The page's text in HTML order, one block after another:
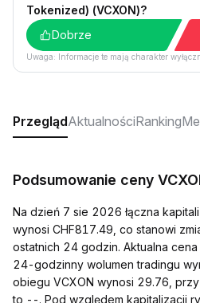
Tokenized) (VCXON)?
Dobrze
Uwaga: Informacje te mają charakter
PrzeglądAktualnościRanking
Podsumowanie ceny
Na dzień 7 sie 2026 łączna
wynosi CHF817.49, co stanowi
ostatnich 24 godzin. Aktualna
24-godzinny wolumen tradingu
obiegu VCXON wynosi 29.76,
to --. Pod względem kapitalizacji